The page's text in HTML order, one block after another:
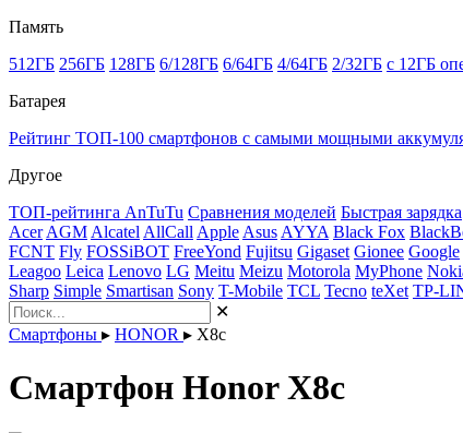
Память
512ГБ 256ГБ 128ГБ 6/128ГБ 6/64ГБ 4/64ГБ 2/32ГБ с 12ГБ
Батарея
Рейтинг ТОП-100 смартфонов с самыми мощными
Другое
ТОП-рейтинга AnTuTu Сравнения моделей Быстрая зарядка
Acer AGM Alcatel AllCall Apple Asus AYYA Black Fox
FCNT Fly FOSSiBOT FreeYond Fujitsu Gigaset Gionee Google
Leagoo Leica Lenovo LG Meitu Meizu Motorola MyPhone
Sharp Simple Smartisan Sony T-Mobile TCL Tecno teXet TP-
✕
Смартфоны ▸ HONOR ▸ X8c
Смартфон Honor X8c